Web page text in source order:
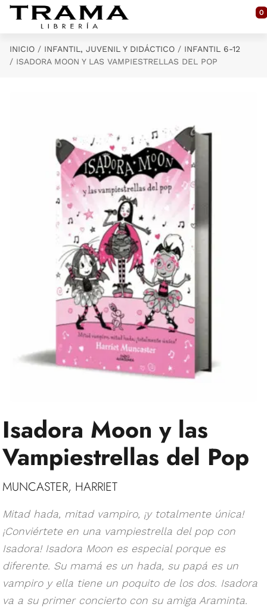
Saltar al contenido principal
0
INICIO INFANTIL, JUVENIL Y DIDÁCTICO
INFANTIL 6-12
ISADORA MOON Y LAS VAMPIESTRELLAS DEL POP
Isadora Moon y las
Vampiestrellas del Pop
MUNCASTER, HARRIET
Mitad hada, mitad vampiro, ¡y totalmente única!
¡Conviértete en una vampiestrella del pop con
Isadora! Isadora Moon es especial porque es
diferente. Su mamá es un hada, su papá es un
vampiro y ella tiene un poquito de los dos. Isadora
va a su primer concierto con su amiga Araminta.